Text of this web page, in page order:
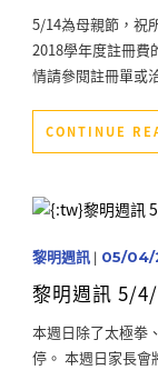
5/14為母親節，祝
2018學年度註冊費
情請參閱註冊單或
CONTINUE
黎明週訊| 05/04/
黎明週訊 5/
本週日除了太極拳
停。 本週日家長會